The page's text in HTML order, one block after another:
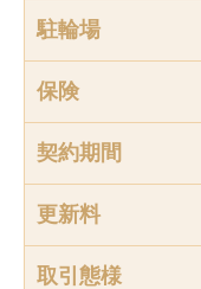
駐輪場
保険
契約期間
更新料
取引態様